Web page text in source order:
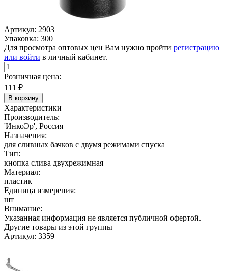
Артикул: 2903
Упаковка: 300
Для просмотра оптовых цен Вам нужно пройти регистрацию
или войти в личный кабинет.
Розничная цена:
111 ₽
В корзину
Характеристики
Производитель:
'ИнкоЭр', Россия
Назначения:
для сливных бачков с двумя режимами спуска
Тип:
кнопка слива двухрежимная
Материал:
пластик
Единица измерения:
шт
Внимание:
Указанная информация не является публичной офертой.
Другие товары из этой группы
Артикул: 3359